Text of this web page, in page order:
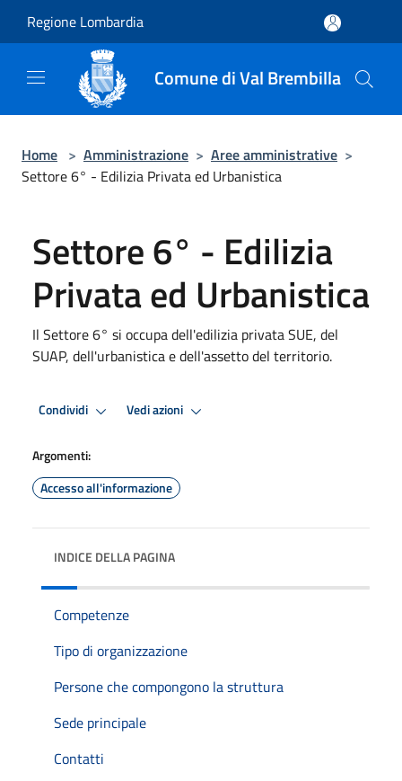
Regione Lombardia
Comune di Val Brembilla
Home > Amministrazione > Aree amministrative >
Settore 6° - Edilizia Privata ed Urbanistica
Settore 6° - Edilizia
Privata ed Urbanistica
Il Settore 6° si occupa dell'edilizia privata SUE, del
SUAP, dell'urbanistica e dell'assetto del territorio.
Condividi Vedi azioni
Argomenti:
Accesso all'informazione
INDICE DELLA PAGINA
Competenze
Tipo di organizzazione
Persone che compongono la struttura
Sede principale
Contatti